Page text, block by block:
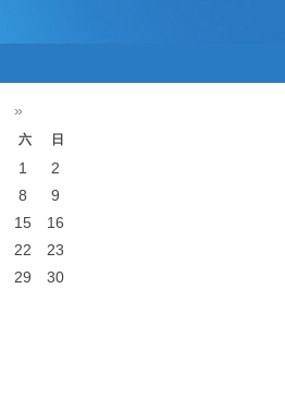
»
六 日
1
2
8
9
15
16
22
23
29
30